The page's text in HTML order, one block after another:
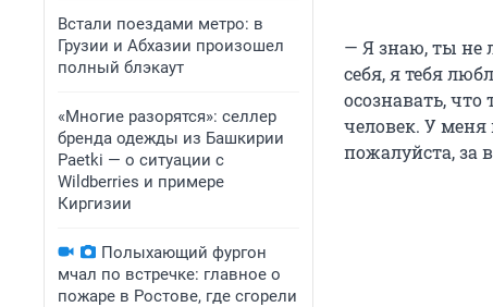
Встали поездами метро: в
Грузии и Абхазии произошел
полный блэкаут
«Многие разорятся»: селлер
бренда одежды из Башкирии
Paetki — о ситуации с
Wildberries и примере
Киргизии
Полыхающий фургон
мчал по встречке: главное о
пожаре в Ростове, где сгорели
— Я знаю, ты не
себя, я тебя
осознавать,
человек. У меня
пожалуйста, за